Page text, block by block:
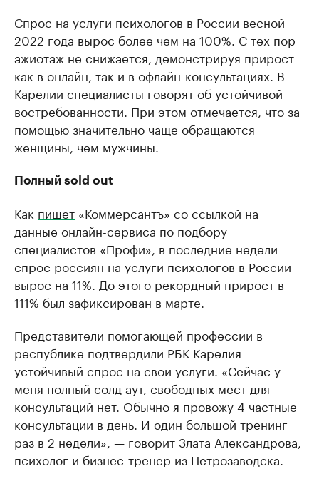
Спрос на услуги психологов в России весной
2022 года вырос более чем на 100%. С тех пор
ажиотаж не снижается, демонстрируя прирост
как в онлайн, так и в офлайн-консультациях. В
Карелии специалисты говорят об устойчивой
востребованности. При этом отмечается, что за
помощью значительно чаще обращаются
женщины, чем мужчины.
Полный sold out
Как пишет «Коммерсантъ» со ссылкой на
данные онлайн-сервиса по подбору
специалистов «Профи», в последние недели
спрос россиян на услуги психологов в России
вырос на 11%. До этого рекордный прирост в
111% был зафиксирован в марте.
Представители помогающей профессии в
республике подтвердили РБК Карелия
устойчивый спрос на свои услуги. «Сейчас у
меня полный солд аут, свободных мест для
консультаций нет. Обычно я провожу 4 частные
консультации в день. И один большой тренинг
раз в 2 недели», — говорит Злата Александрова,
психолог и бизнес-тренер из Петрозаводска.